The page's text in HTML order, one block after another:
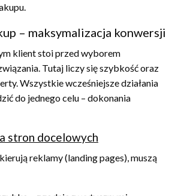
– maksymalizacja konwersji
klient stoi przed wyborem
Tutaj liczy się szybkość oraz
Wszystkie wcześniejsze działania
do jednego celu – dokonania
stron docelowych
reklamy (landing pages), muszą